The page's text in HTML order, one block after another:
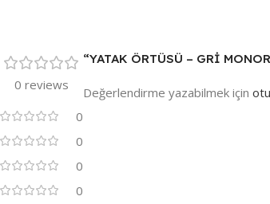
0 reviews
0
0
0
0
“YATAK ÖRTÜSÜ – GRİ
Değerlendirme yazabilmek için